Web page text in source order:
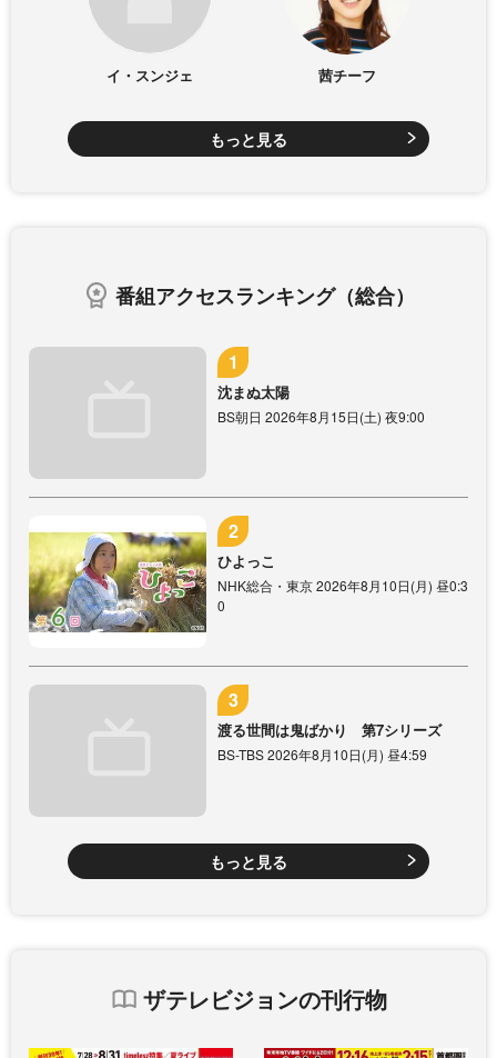
イ・スンジェ 茜チーフ
もっと見る
番組アクセスランキング（総合）
沈まぬ太陽
BS朝日 2026年8月15日(土) 夜9:00
ひよっこ
NHK総合・東京 2026年8月10日(月) 昼0:3
0
渡る世間は鬼ばかり 第7シリーズ
BS-TBS 2026年8月10日(月) 昼4:59
もっと見る
ザテレビジョンの刊行物